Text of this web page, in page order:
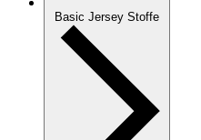
Basic Jersey Stoffe